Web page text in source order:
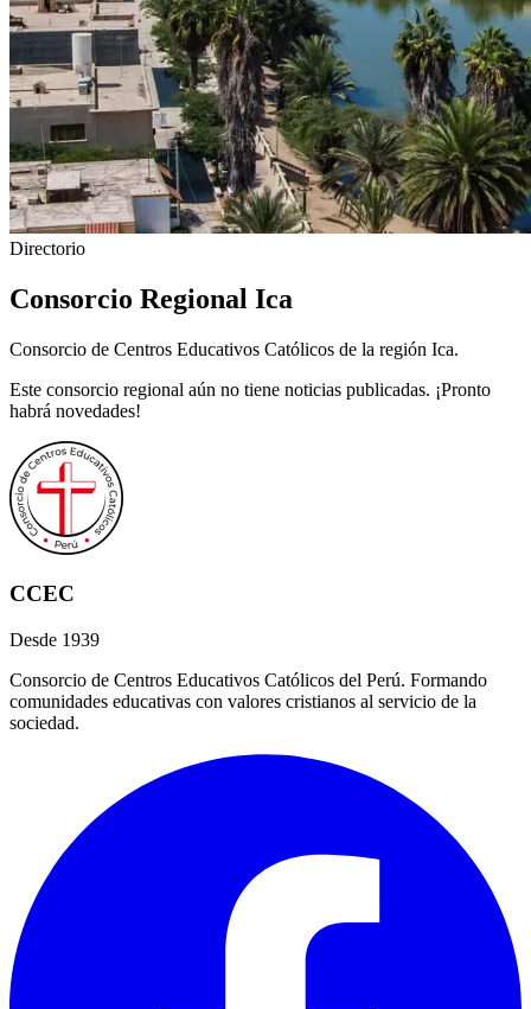
Directorio
Consorcio Regional Ica
Consorcio de Centros Educativos Católicos de la región Ica.
Este consorcio regional aún no tiene noticias publicadas. ¡Pronto
habrá novedades!
CCEC
Desde 1939
Consorcio de Centros Educativos Católicos del Perú. Formando
comunidades educativas con valores cristianos al servicio de la
sociedad.